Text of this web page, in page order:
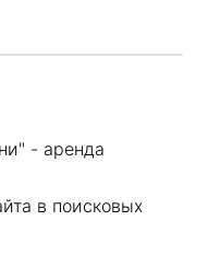
- аренда
в поисковых